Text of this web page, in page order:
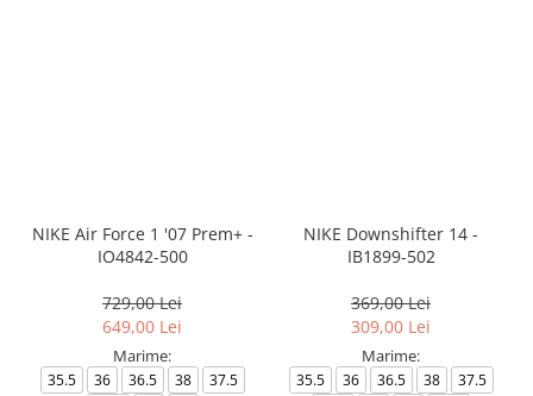
NIKE Air Force 1 '07 Prem+ -
IO4842-500
729,00 Lei
649,00 Lei
Marime:
35.5 36 36.5 38
37.5
NIKE Downshifter 14 -
IB1899-502
369,00 Lei
309,00 Lei
Marime:
35.5 36 36.5 38
37.5